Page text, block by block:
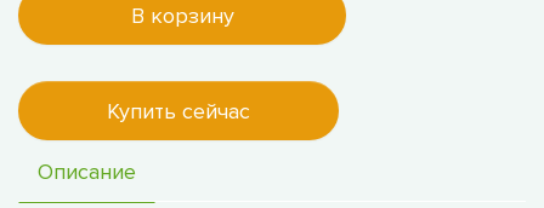
В корзину
Купить сейчас
Описание